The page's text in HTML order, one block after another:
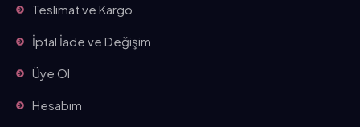
Teslimat ve Kargo
İptal İade ve Değişim
Üye Ol
Hesabım